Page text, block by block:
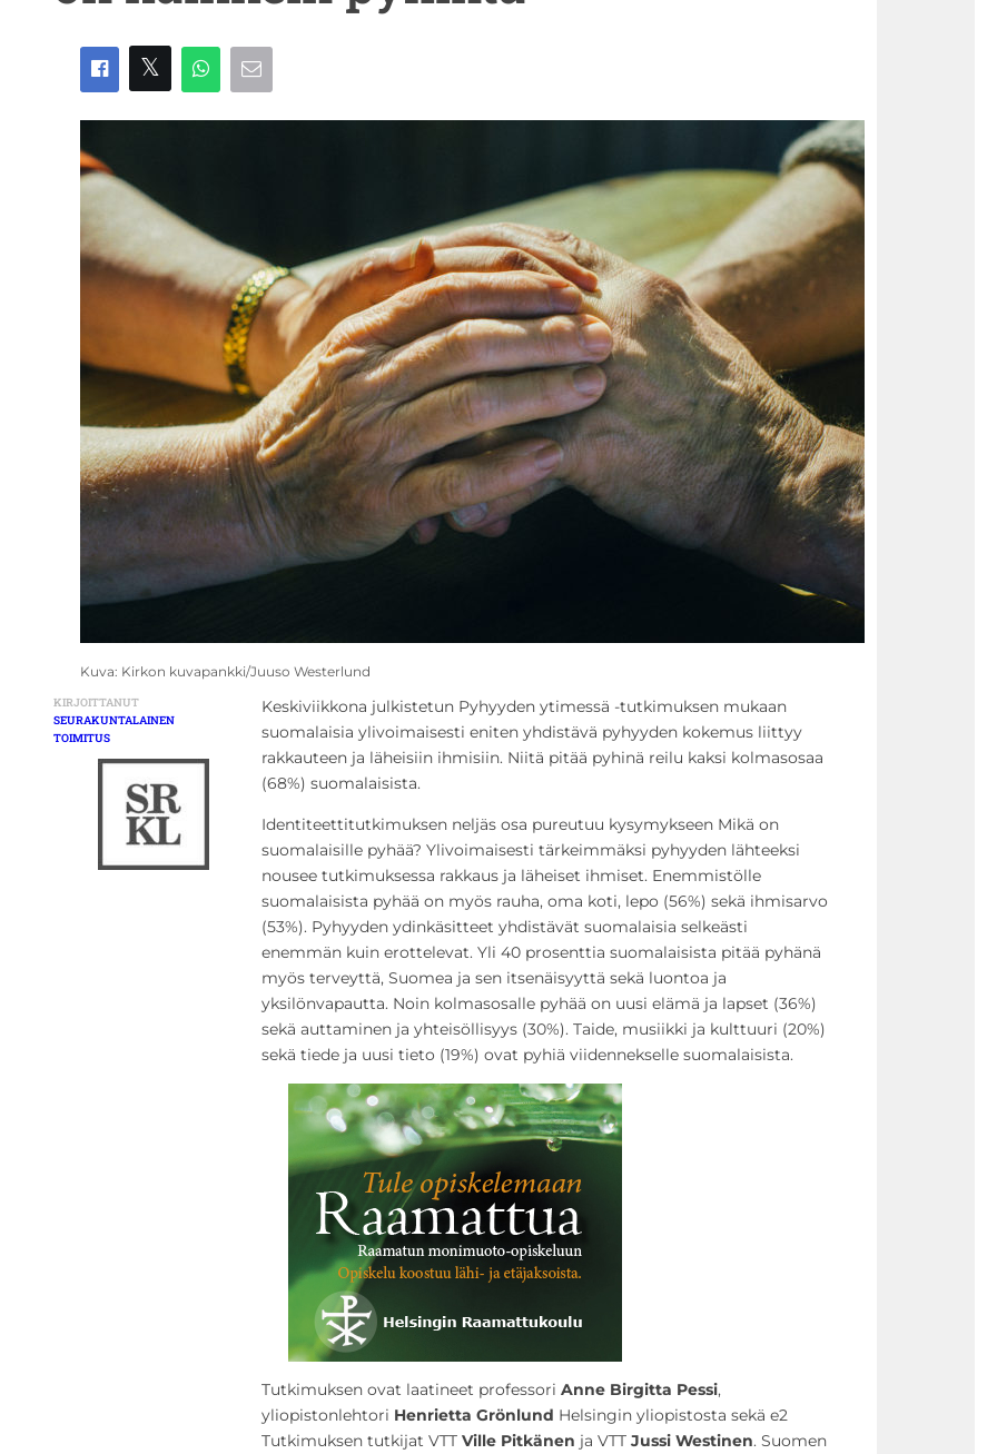
Kuva: Kirkon kuvapankki/Juuso Westerlund
KIRJOITTANUT
SEURAKUNTALAINEN
TOIMITUS
Keskiviikkona julkistetun Pyhyyden ytimessä -tutkimuksen mukaan
suomalaisia ylivoimaisesti eniten yhdistävä pyhyyden kokemus liittyy
rakkauteen ja läheisiin ihmisiin. Niitä pitää pyhinä reilu kaksi kolmasosaa
(68%) suomalaisista.
Identiteettitutkimuksen neljäs osa pureutuu kysymykseen Mikä on
suomalaisille pyhää? Ylivoimaisesti tärkeimmäksi pyhyyden lähteeksi
nousee tutkimuksessa rakkaus ja läheiset ihmiset. Enemmistölle
suomalaisista pyhää on myös rauha, oma koti, lepo (56%) sekä ihmisarvo
(53%). Pyhyyden ydinkäsitteet yhdistävät suomalaisia selkeästi
enemmän kuin erottelevat. Yli 40 prosenttia suomalaisista pitää pyhänä
myös terveyttä, Suomea ja sen itsenäisyyttä sekä luontoa ja
yksilönvapautta. Noin kolmasosalle pyhää on uusi elämä ja lapset (36%)
sekä auttaminen ja yhteisöllisyys (30%). Taide, musiikki ja kulttuuri (20%)
sekä tiede ja uusi tieto (19%) ovat pyhiä viidennekselle suomalaisista.
Tutkimuksen ovat laatineet professori Anne Birgitta Pessi,
yliopistonlehtori Henrietta Grönlund Helsingin yliopistosta sekä e2
Tutkimuksen tutkijat VTT Ville Pitkänen ja VTT Jussi Westinen. Suomen